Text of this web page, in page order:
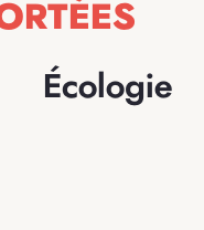
Écologie